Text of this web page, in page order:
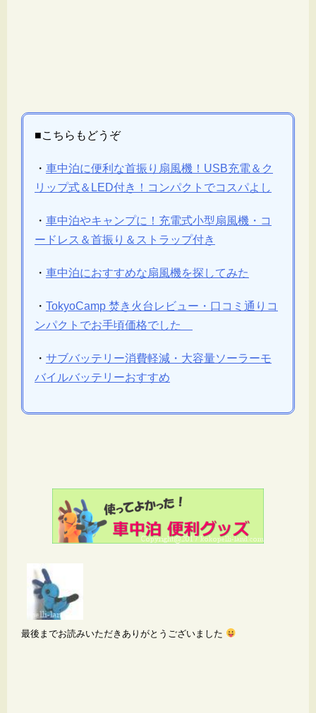
■こちらもどうぞ
・ 車中泊に便利な首振り扇風機！USB充電＆ク
リップ式＆LED付き！コンパクトでコスパよし
・ 車中泊やキャンプに！充電式小型扇風機・コ
ードレス＆首振り＆ストラップ付き
・ 車中泊におすすめな扇風機を探してみた
・ TokyoCamp 焚き火台レビュー・口コミ通りコ
ンパクトでお手頃価格でした
・ サブバッテリー消費軽減・大容量ソーラーモ
バイルバッテリーおすすめ
最後までお読みいただきありがとうございました